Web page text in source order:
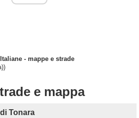
- mappe e strade
e mappa
Tonara